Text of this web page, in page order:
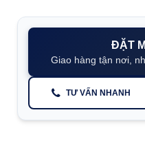
ĐẶT
Giao hàng tận nơi,
TƯ VẤN NHANH